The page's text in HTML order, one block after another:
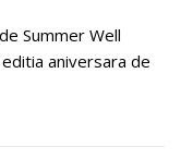
Summer Well
aniversara de